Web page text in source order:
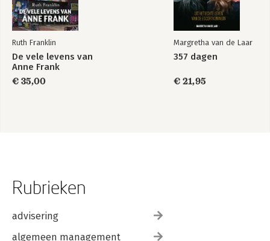
Ruth Franklin
De vele levens van
Anne Frank
€ 35,00
Margretha van de Laar
357 dagen
€ 21,95
Rubrieken
advisering
algemeen management